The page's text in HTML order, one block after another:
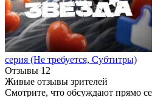
серия (Не требуется, Субтитры)
Отзывы 12
Живые отзывы зрителей
Смотрите, что обсуждают прямо